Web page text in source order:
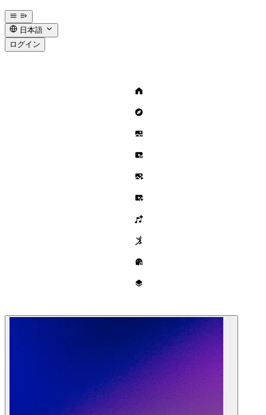
日本語
ログイン